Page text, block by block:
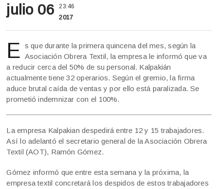
julio 06 23:46
2017
E s que durante la primera quincena del mes, según la
Asociación Obrera Textil, la empresa le informó que va
a reducir cerca del 50% de su personal. Kalpakián
actualmente tiene 32 operarios. Según el gremio, la firma
aduce brutal caída de ventas y por ello está paralizada. Se
prometió indemnizar con el 100%.
La empresa Kalpakian despedirá entre 12 y 15 trabajadores.
Así lo adelantó el secretario general de la Asociación Obrera
Textil (AOT), Ramón Gómez.
Gómez informó que entre esta semana y la próxima, la
empresa textil concretará los despidos de estos trabajadores